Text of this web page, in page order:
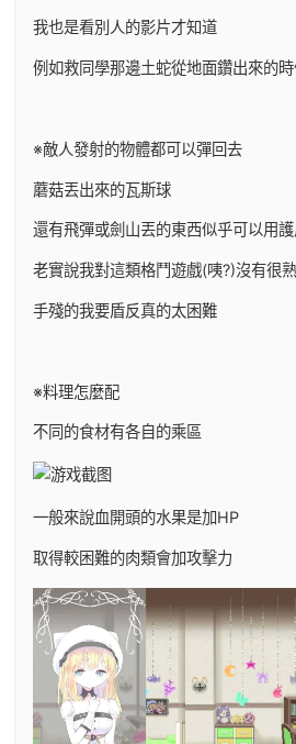
我也是看別人的影片才知道
例如救同學那邊土蛇從地面鑽出來的
※敵人發射的物體都可以彈回去
蘑菇丟出來的瓦斯球
還有飛彈或劍山丟的東西似乎可以用
老實說我對這類格鬥遊戲(咦?)沒有很
手殘的我要盾反真的太困難
※料理怎麼配
不同的食材有各自的乘區
一般來說血開頭的水果是加HP
取得較困難的肉類會加攻擊力